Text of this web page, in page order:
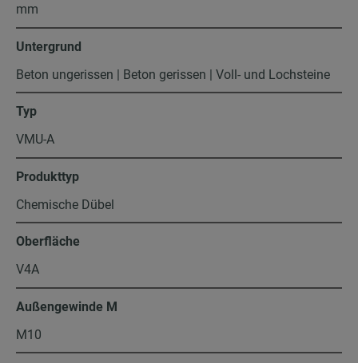
mm
Untergrund
Beton ungerissen | Beton gerissen | Voll- und Lochsteine
Typ
VMU-A
Produkttyp
Chemische Dübel
Oberfläche
V4A
Außengewinde M
M10